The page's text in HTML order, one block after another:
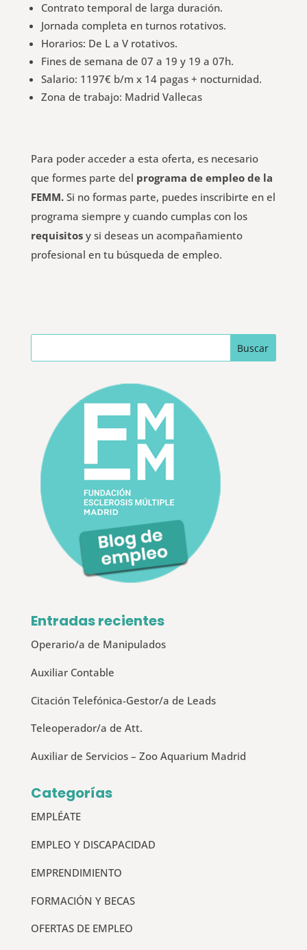
Contrato temporal de larga duración.
Jornada completa en turnos rotativos.
Horarios: De L a V rotativos.
Fines de semana de 07 a 19 y 19 a 07h.
Salario: 1197€ b/m x 14 pagas + nocturnidad.
Zona de trabajo: Madrid Vallecas
Para poder acceder a esta oferta, es necesario
que formes parte del programa de empleo de la
FEMM.Si no formas parte, puedes inscribirte en el
programa siempre y cuando cumplas con los
requisitosy si deseas un acompañamiento
profesional en tu búsqueda de empleo.
Entradas recientes
Operario/a de Manipulados
Auxiliar Contable
Citación Telefónica-Gestor/a de Leads
Teleoperador/a de Att.
Auxiliar de Servicios – Zoo Aquarium Madrid
Categorías
EMPLÉATE
EMPLEO Y DISCAPACIDAD
EMPRENDIMIENTO
FORMACIÓN Y BECAS
OFERTAS DE EMPLEO